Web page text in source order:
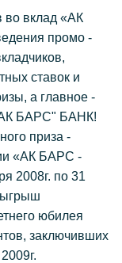
во вклад «АК
промо -
ставок и
а главное -
БАРС" БАНК!
приза -
«АК БАРС -
2008г. по 31
юбилея
заключивших